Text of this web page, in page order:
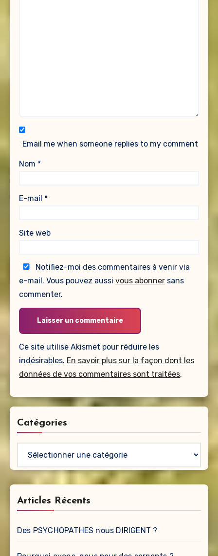
Email me when someone replies to my comment
Nom *
E-mail *
Site web
Notifiez-moi des commentaires à venir via
e-mail. Vous pouvez aussivous abonner sans
commenter.
Ce site utilise Akismet pour réduire les
indésirables. En savoir plus sur la façon dont les
données de vos commentaires sont traitées.
Catégories
Articles Récents
Des PSYCHOPATHES nous DIRIGENT ?